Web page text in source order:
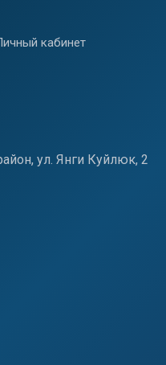
кабинет
ул. Янги Куйлюк, 2